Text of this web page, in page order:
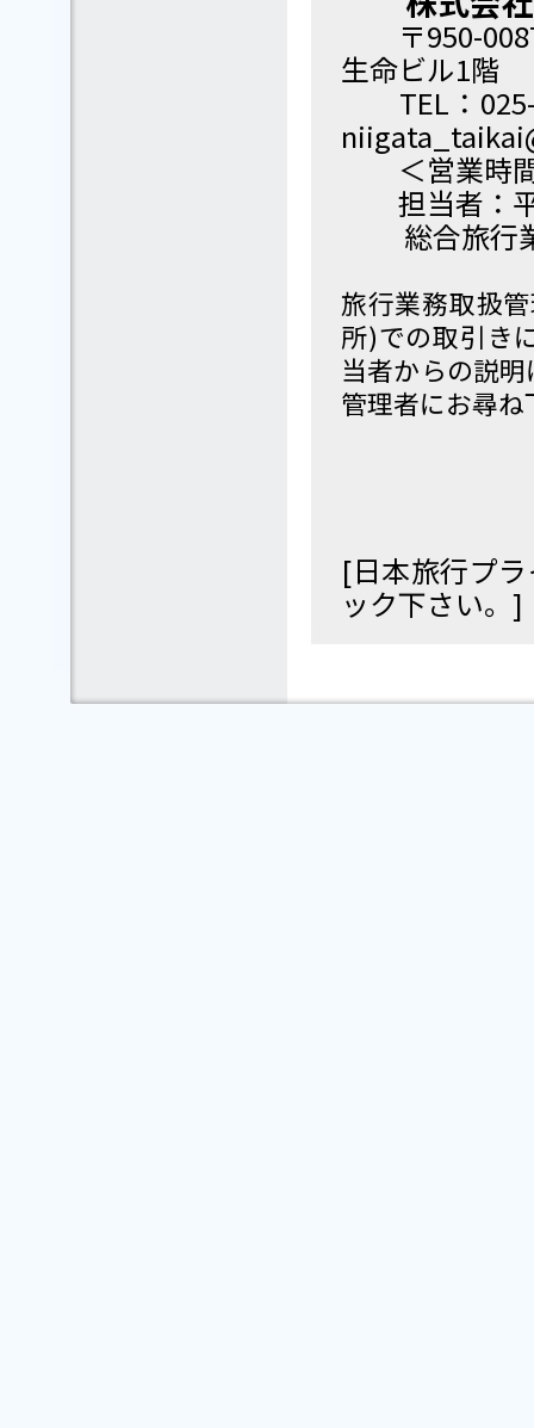
〒950-0087
生命ビル1階
TEL：025-
＜営業時間
担当者：平
総合旅行
旅行業務取扱
所)での取引き
当者からの説
管理者にお尋ね
[日本旅行プ
ック下さい。]